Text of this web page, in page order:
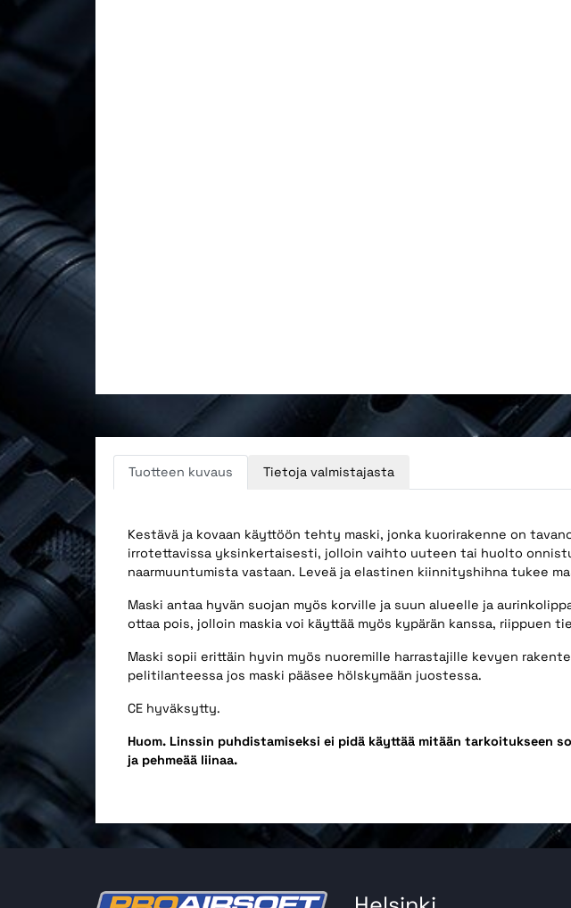
Tuotteen kuvaus Tietoja valmistajasta
Kestävä ja kovaan käyttöön tehty maski, jonka kuorirakenne on
irrotettavissa yksinkertaisesti, jolloin vaihto uuteen tai huolto
naarmuuntumista vastaan. Leveä ja elastinen kiinnityshihna tukee
Maski antaa hyvän suojan myös korville ja suun alueelle ja
ottaa pois, jolloin maskia voi käyttää myös kypärän kanssa, riippuen
Maski sopii erittäin hyvin myös nuoremille harrastajille kevyen
pelitilanteessa jos maski pääsee hölskymään juostessa.
CE hyväksytty.
Huom. Linssin puhdistamiseksi ei pidä käyttää mitään tarkoitukseen
ja pehmeää liinaa.